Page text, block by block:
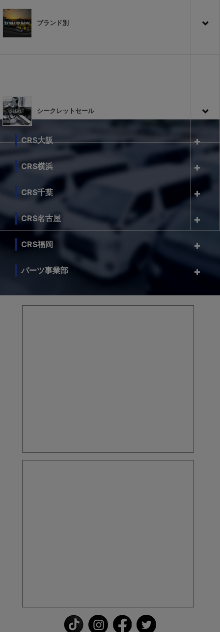
ブランド別
シークレットセール
CRS大阪
CRS横浜
CRS千葉
CRS名古屋
CRS福岡
パーツ事業部